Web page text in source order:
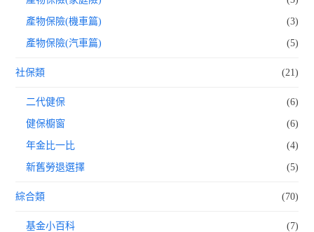
產物保險(機車篇) (3)
產物保險(汽車篇) (5)
社保類 (21)
二代健保 (6)
健保櫥窗 (6)
年金比一比 (4)
新舊勞退選擇 (5)
綜合類 (70)
基金小百科 (7)